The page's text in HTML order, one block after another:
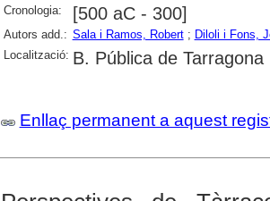
Cronologia: [500 aC - 300]
Autors add.: Sala i Ramos, Robert; Diloli i Fons,
Localització: B. Pública de Tarragona
Enllaç permanent a aquest